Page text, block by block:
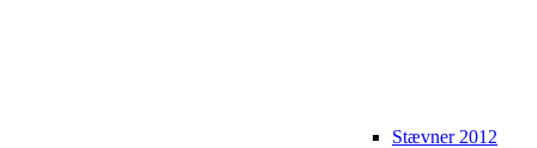
Stævner 2012